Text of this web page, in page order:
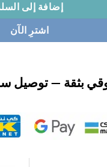
إضافة إلى
اشترِ الآن
بثقة — توصيل